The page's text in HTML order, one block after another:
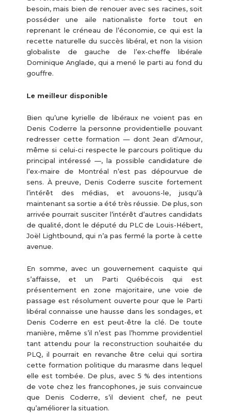
besoin, mais bien de renouer avec ses racines, soit
posséder une aile nationaliste forte tout en
reprenant le créneau de l’économie, ce qui est la
recette naturelle du succès libéral, et non la vision
globaliste de gauche de l’ex-cheffe libérale
Dominique Anglade, qui a mené le parti au fond du
gouffre.
Le meilleur disponible
Bien qu’une kyrielle de libéraux ne voient pas en
Denis Coderre la personne providentielle pouvant
redresser cette formation — dont Jean d’Amour,
même si celui-ci respecte le parcours politique du
principal intéressé —, la possible candidature de
l’ex-maire de Montréal n’est pas dépourvue de
sens. À preuve, Denis Coderre suscite fortement
l’intérêt des médias, et avouons-le, jusqu’à
maintenant sa sortie a été très réussie. De plus, son
arrivée pourrait susciter l’intérêt d’autres candidats
de qualité, dont le député du PLC de Louis-Hébert,
Joël Lightbound, qui n’a pas fermé la porte à cette
avenue.
En somme, avec un gouvernement caquiste qui
s’affaisse, et un Parti Québécois qui est
présentement en zone majoritaire, une voie de
passage est résolument ouverte pour que le Parti
libéral connaisse une hausse dans les sondages, et
Denis Coderre en est peut-être la clé. De toute
manière, même s’il n’est pas l’homme providentiel
tant attendu pour la reconstruction souhaitée du
PLQ, il pourrait en revanche être celui qui sortira
cette formation politique du marasme dans lequel
elle est tombée. De plus, avec 5 % des intentions
de vote chez les francophones, je suis convaincue
que Denis Coderre, s’il devient chef, ne peut
qu’améliorer la situation.